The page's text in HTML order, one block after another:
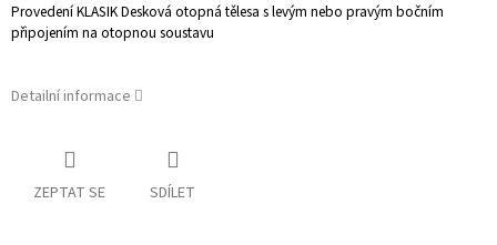
Provedení KLASIKDesková otopná tělesa s levým nebo pravým bočním
připojením na otopnou soustavu
Detailní informace
ZEPTAT SE SDÍLET